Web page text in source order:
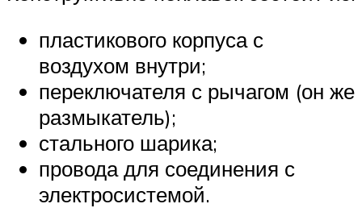
пластикового корпуса с
воздухом внутри;
переключателя с рычагом (он же
размыкатель);
стального шарика;
провода для соединения с
электросистемой.